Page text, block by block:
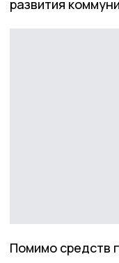
развития
Помимо средств